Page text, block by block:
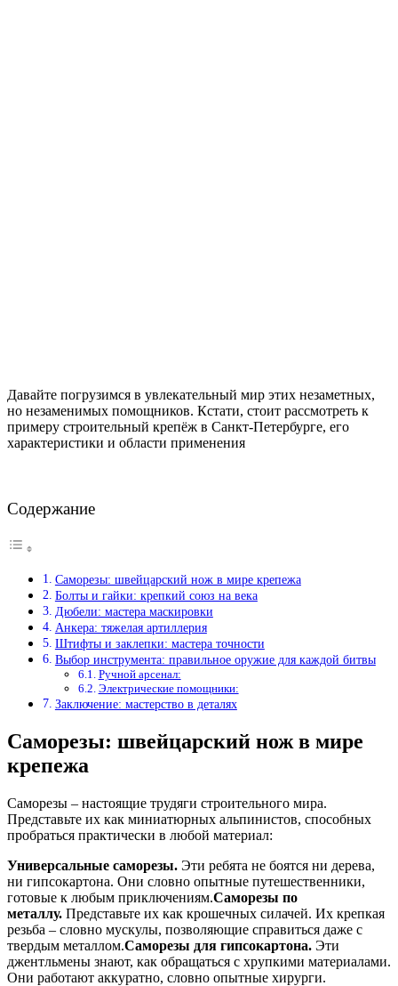
Давайте погрузимся в увлекательный мир этих незаметных,
но незаменимых помощников. Кстати, стоит рассмотреть к
примеру строительный крепёж в Санкт-Петербурге, его
характеристики и области применения
Содержание
Саморезы: швейцарский нож в мире крепежа
Болты и гайки: крепкий союз на века
Дюбели: мастера маскировки
Анкера: тяжелая артиллерия
Штифты и заклепки: мастера точности
Выбор инструмента: правильное оружие для каждой битвы
Ручной арсенал:
Электрические помощники:
Заключение: мастерство в деталях
Саморезы: швейцарский нож в мире
крепежа
Саморезы – настоящие трудяги строительного мира.
Представьте их как миниатюрных альпинистов, способных
пробраться практически в любой материал:
Универсальные саморезы. Эти ребята не боятся ни дерева,
ни гипсокартона. Они словно опытные путешественники,
готовые к любым приключениям.Саморезы по
металлу. Представьте их как крошечных силачей. Их крепкая
резьба – словно мускулы, позволяющие справиться даже с
твердым металлом.Саморезы для гипсокартона. Эти
джентльмены знают, как обращаться с хрупкими материалами.
Они работают аккуратно, словно опытные хирурги.